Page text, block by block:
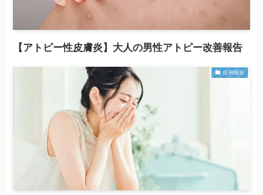
【アトピー性皮膚炎】大人の男性アトピー改善報告
症例報告